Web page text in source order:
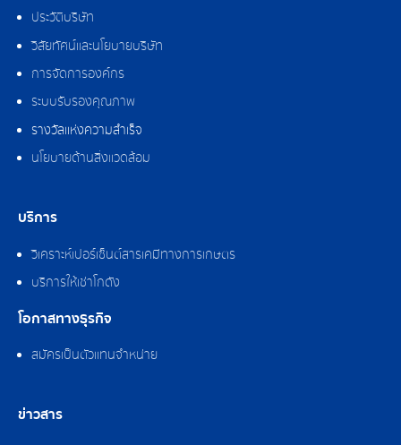
ประวัติบริษัท
วิสัยทัศน์และนโยบายบริษัท
การจัดการองค์กร
ระบบรับรองคุณภาพ
รางวัลแห่งความสำเร็จ
นโยบายด้านสิ่งแวดล้อม
บริการ
วิเคราะห์เปอร์เซ็นต์สารเคมีทางการเกษตร
บริการให้เช่าโกดัง
โอกาสทางธุรกิจ
สมัครเป็นตัวแทนจำหน่าย
ข่าวสาร